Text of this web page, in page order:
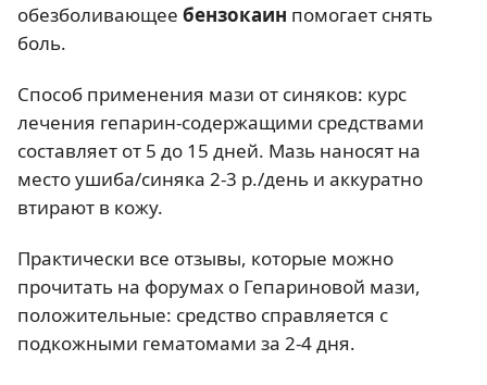
обезболивающее бензокаин помогает снять
боль.
Способ применения мази от синяков: курс
лечения гепарин-содержащими средствами
составляет от 5 до 15 дней. Мазь наносят на
место ушиба/синяка 2-3 р./день и аккуратно
втирают в кожу.
Практически все отзывы, которые можно
прочитать на форумах о Гепариновой мази,
положительные: средство справляется с
подкожными гематомами за 2-4 дня.